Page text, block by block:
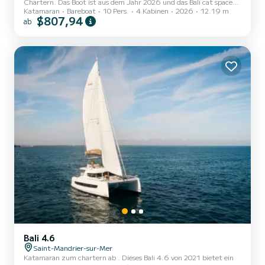
bringt Sie zu den schönsten Ankerplätzen um . Das Boot hat 4
Kabinen mit allem Komfort und eine Kapazität von 10 Personen.
Umgebung von zu verbringen. Dieses Bali cat space verfügt über 4
Toiletten mit Dusche. Es ist unter anderem mit folgender Aus...
Katamaran Bareboat 10 Pers. 4 Kabinen 2026 12.19 m
ab $807,94
Bali 4.6
Saint-Mandrier-sur-Mer
Katamaran zum chartern ab . Dieses Bali 4.6 von 2021 bietet ein